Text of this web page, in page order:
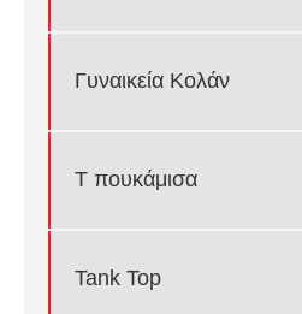
Γυναικεία Κολάν
T πουκάμισα
Tank Top